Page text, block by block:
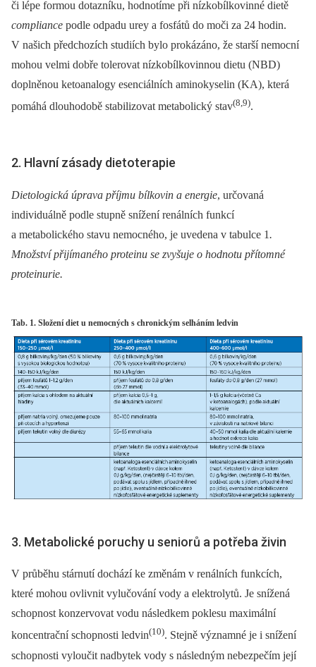
či lépe formou dotazníku, hodnotíme při nízkobílkovinné dietě
compliance podle odpadu urey a fosfátů do moči za 24 hodin.
V našich předchozích studiích bylo prokázáno, že starší nemocní
mohou velmi dobře tolerovat nízkobílkovinnou dietu (NBD)
doplněnou ketoanalogy esenciálních aminokyselin (KA), která
pomáhá dlouhodobě stabilizovat metabolický stav(8,9).
2. Hlavní zásady dietoterapie
Dietologická úprava příjmu bílkovin a energie, určovaná
individuálně podle stupně snížení renálních funkcí
a metabolického stavu nemocného, je uvedena v tabulce 1.
Množství přijímaného proteinu se zvyšuje o hodnotu přítomné
proteinurie.
Tab. 1. Složení diet u nemocných s chronickým selháním ledvin
3. Metabolické poruchy u seniorů a potřeba živin
V průběhu stárnutí dochází ke změnám v renálních funkcích,
které mohou ovlivnit vylučování vody a elektrolytů. Je snížená
schopnost konzervovat vodu následkem poklesu maximální
koncentrační schopnosti ledvin(10). Stejně významné je i snížení
schopnosti vyloučit nadbytek vody s následným nebezpečím její